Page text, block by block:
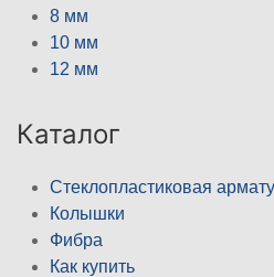
8 мм
10 мм
12 мм
Каталог
Стеклопластиковая
Колышки
Фибра
Как купить